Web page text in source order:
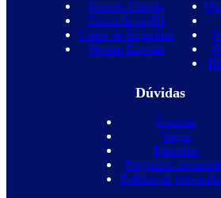
Nossos Cursos
Curso de Inglês
Curso de Espanhol
Nossas Escolas
Dúvidas
Contato
Vagas
Parcerias
Perguntas
Política de